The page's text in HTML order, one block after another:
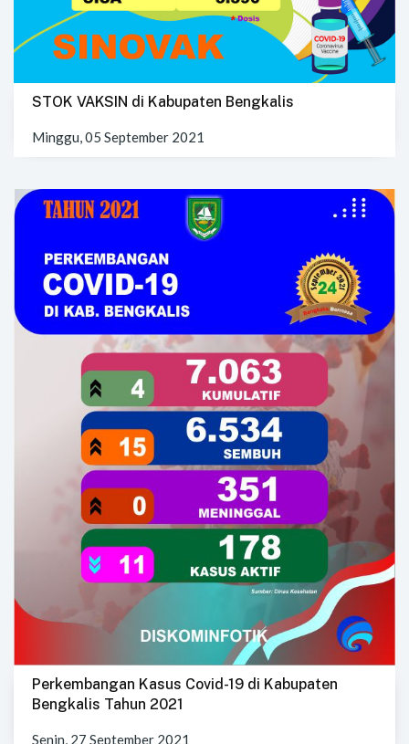
STOK VAKSIN di Kabupaten Bengkalis
Minggu, 05 September 2021
Perkembangan Kasus Covid-19 di Kabupaten
Bengkalis Tahun 2021
Senin, 27 September 2021